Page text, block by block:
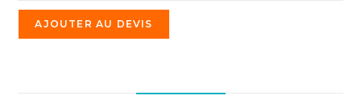
AJOUTER AU DEVIS